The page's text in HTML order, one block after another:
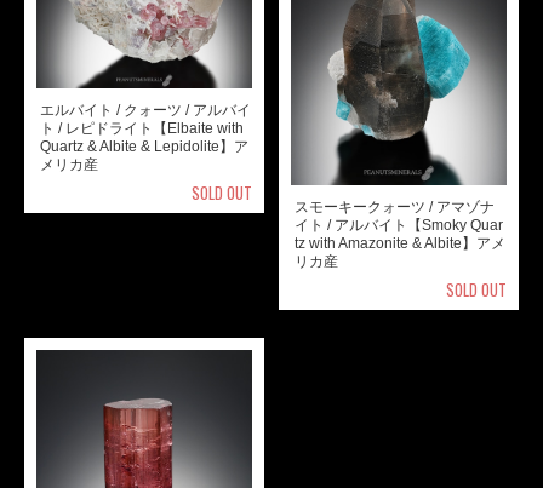
エルバイト / クォーツ / アルバイ
ト / レピドライト【Elbaite with
Quartz & Albite & Lepidolite】ア
メリカ産
SOLD OUT
スモーキークォーツ / アマゾナ
イト / アルバイト【Smoky Quar
tz with Amazonite & Albite】アメ
リカ産
SOLD OUT